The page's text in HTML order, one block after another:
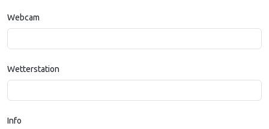
Webcam
Wetterstation
Info